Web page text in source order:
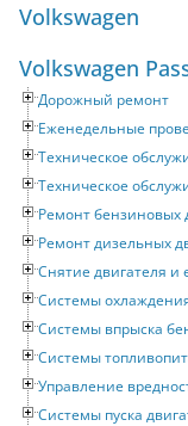
Volkswagen
Дорожный ремонт
Еженедельные
Техническое
Техническое
Ремонт бензиновых
Ремонт дизельных
Снятие двигателя и
Системы
Системы впрыска
Системы
Управление
Системы пуска